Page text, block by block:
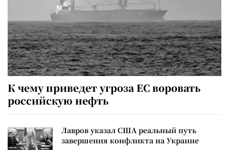
К чему приведет угроза ЕС воровать
российскую нефть
Лавров указал США реальный путь
завершения конфликта на Украине